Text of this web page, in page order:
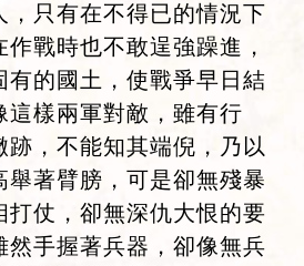
，只有在不得已的情況下
戰時也不敢逞強躁進，
有的國土，使戰爭早日結
這樣兩軍對敵，雖有行
跡，不能知其端倪，乃以
舉著臂膀，可是卻無殘暴
打仗，卻無深仇大恨的要
然手握著兵器，卻像無兵